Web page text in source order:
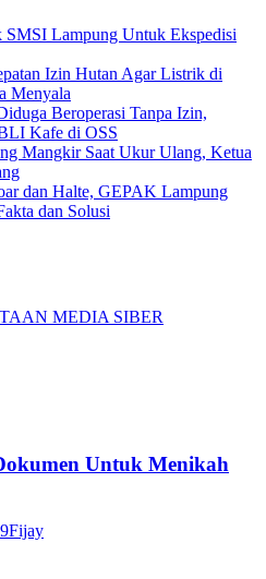
Lampung Untuk Ekspedisi
Izin Hutan Agar Listrik di
Menyala
Beroperasi Tanpa Izin,
Kafe di OSS
Mangkir Saat Ukur Ulang, Ketua
dan Halte, GEPAK Lampung
dan Solusi
MEDIA SIBER
Untuk Menikah
Fijay